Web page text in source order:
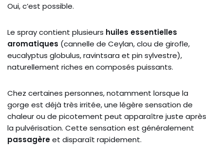
Oui, c’est possible.
Le spray contient plusieurs huiles essentielles
aromatiques (cannelle de Ceylan, clou de girofle,
eucalyptus globulus, ravintsara et pin sylvestre),
naturellement riches en composés puissants.
Chez certaines personnes, notamment lorsque la
gorge est déjà très irritée, une légère sensation de
chaleur ou de picotement peut apparaître juste après
la pulvérisation. Cette sensation est généralement
passagèreet disparaît rapidement.